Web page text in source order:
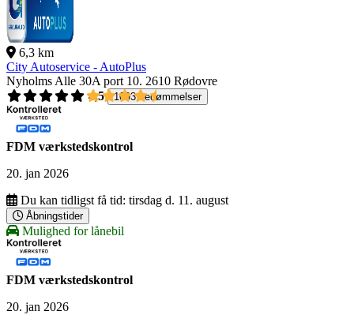
6,3 km
City Autoservice - AutoPlus
Nyholms Alle 30A port 10. 2610 Rødovre
4,5
1093 bedømmelser
FDM værkstedskontrol
20. jan 2026
Du kan tidligst få tid: tirsdag d. 11. august
Åbningstider
Mulighed for lånebil
FDM værkstedskontrol
20. jan 2026